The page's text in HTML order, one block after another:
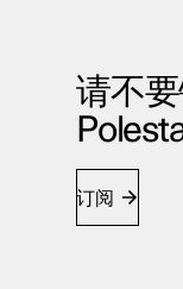
请不
订阅